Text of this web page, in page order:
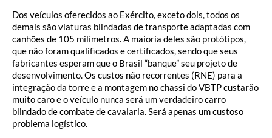
Dos veículos oferecidos ao Exército, exceto dois, todos os
demais são viaturas blindadas de transporte adaptadas com
canhões de 105 milímetros. A maioria deles são protótipos,
que não foram qualificados e certificados, sendo que seus
fabricantes esperam que o Brasil “banque” seu projeto de
desenvolvimento. Os custos não recorrentes (RNE) para a
integração da torre e a montagem no chassi do VBTP custarão
muito caro e o veículo nunca será um verdadeiro carro
blindado de combate de cavalaria. Será apenas um custoso
problema logístico.